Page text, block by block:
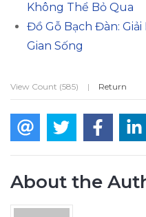
Không Thể Bỏ Qua
Đồ Gỗ Bạch Đàn:
Gian Sống
View Count (585) | Return
About the